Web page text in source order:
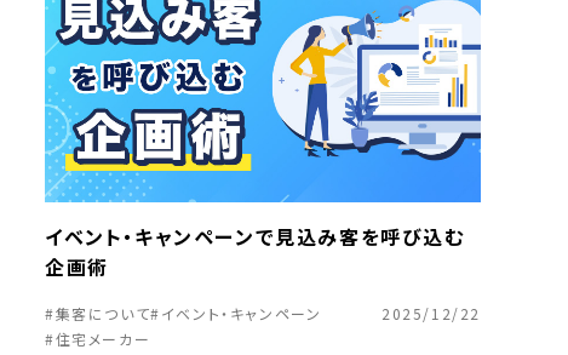
イベント・キャンペーンで見込み客を呼び込む
企画術
#集客について#イベント・キャンペーン
#住宅メーカー
2025/12/22